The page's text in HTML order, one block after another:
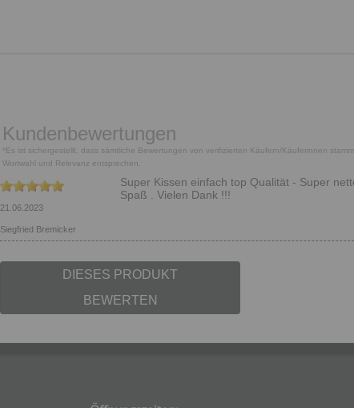
Kundenbewertungen
*Es ist sichergestellt, dass sämtliche Bewertungen von verifizierten Käufern/Käuferinnen
Wortwahl und Relevanz entsprechen.
Siegfried Bremicker
21.06.2023
Super Kissen einfach top Qualität - Super
Spaß . Vielen Dank !!!
DIESES PRODUKT
BEWERTEN